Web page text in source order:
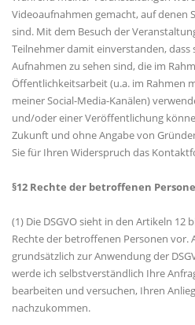
Videoaufnahmen gemacht, auf denen
sind. Mit dem Besuch der
Teilnehmer damit einverstanden, dass
Aufnahmen zu sehen sind, die im
Öffentlichkeitsarbeit (u.a. im Rahmen
meiner Social-Media-Kanälen)
und/oder einer Veröffentlichung
Zukunft und ohne Angabe von
Sie für Ihren Widerspruch das
§12 Rechte der betroffenen
(1) Die DSGVO sieht in den Artikeln 12
Rechte der betroffenen Personen vor.
grundsätzlich zur Anwendung der
werde ich selbstverständlich Ihre
bearbeiten und versuchen, Ihren
nachzukommen.